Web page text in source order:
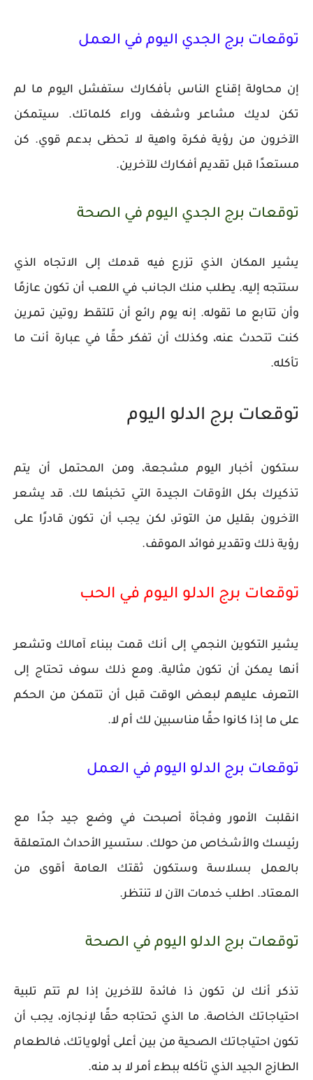
توقعات برج الجدي اليوم في العمل
إن محاولة إقناع الناس بأفكارك ستفشل اليوم ما لم
تكن لديك مشاعر وشغف وراء كلماتك. سيتمكن
الآخرون من رؤية فكرة واهية لا تحظى بدعم قوي. كن
مستعدًا قبل تقديم أفكارك للآخرين.
توقعات برج الجدي اليوم في الصحة
يشير المكان الذي تزرع فيه قدمك إلى الاتجاه الذي
ستتجه إليه. يطلب منك الجانب في اللعب أن تكون عازمًا
وأن تتابع ما تقوله. إنه يوم رائع أن تلتقط روتين تمرين
كنت تتحدث عنه، وكذلك أن تفكر حقًا في عبارة أنت ما
تأكله.
توقعات برج الدلو اليوم
ستكون أخبار اليوم مشجعة، ومن المحتمل أن يتم
تذكيرك بكل الأوقات الجيدة التي تخبئها لك. قد يشعر
الآخرون بقليل من التوتر، لكن يجب أن تكون قادرًا على
رؤية ذلك وتقدير فوائد الموقف.
توقعات برج الدلو اليوم في الحب
يشير التكوين النجمي إلى أنك قمت ببناء آمالك وتشعر
أنها يمكن أن تكون مثالية. ومع ذلك سوف تحتاج إلى
التعرف عليهم لبعض الوقت قبل أن تتمكن من الحكم
على ما إذا كانوا حقًا مناسبين لك أم لا.
توقعات برج الدلو اليوم في العمل
انقلبت الأمور وفجأة أصبحت في وضع جيد جدًا مع
رئيسك والأشخاص من حولك. ستسير الأحداث المتعلقة
بالعمل بسلاسة وستكون ثقتك العامة أقوى من
المعتاد. اطلب خدمات الآن لا تنتظر.
توقعات برج الدلو اليوم في الصحة
تذكر أنك لن تكون ذا فائدة للآخرين إذا لم تتم تلبية
احتياجاتك الخاصة. ما الذي تحتاجه حقًا لإنجازه، يجب أن
تكون احتياجاتك الصحية من بين أعلى أولوياتك، فالطعام
الطازج الجيد الذي تأكله ببطء أمر لا بد منه.